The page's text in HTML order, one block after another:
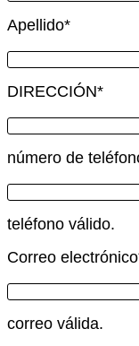
Apellido*
DIRECCIÓN*
número de
teléfono válido.
Correo electrónico
correo válida.